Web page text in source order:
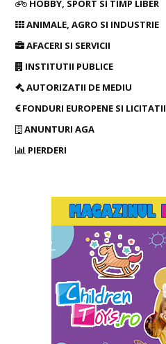
HOBBY, SPORT SI TIMP LIBER
ANIMALE, AGRO SI INDUSTRIE
AFACERI SI SERVICII
INSTITUTII PUBLICE
AUTORIZATII DE MEDIU
FONDURI EUROPENE SI LICITATII
ANUNTURI AGA
PIERDERI